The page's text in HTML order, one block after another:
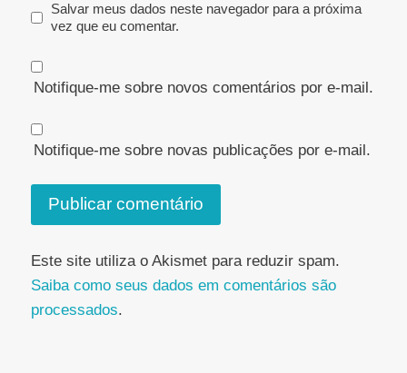
Salvar meus dados neste navegador para a próxima
vez que eu comentar.
Notifique-me sobre novos comentários por e-mail.
Notifique-me sobre novas publicações por e-mail.
Este site utiliza o Akismet para reduzir spam.
Saiba como seus dados em comentários são
processados.